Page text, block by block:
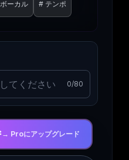
ボーカル # テンポ
0/80
→ Proにアップグレード